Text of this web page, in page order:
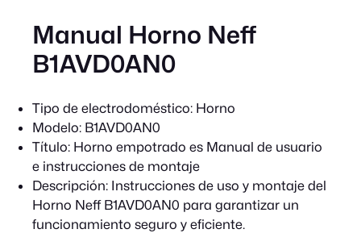
Manual Horno Neff
B1AVD0AN0
Tipo de electrodoméstico: Horno
Modelo: B1AVD0AN0
Título: Horno empotrado es Manual de usuario
e instrucciones de montaje
Descripción: Instrucciones de uso y montaje del
Horno Neff B1AVD0AN0 para garantizar un
funcionamiento seguro y eficiente.